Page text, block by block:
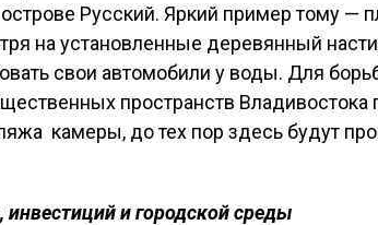
Русский. Яркий пример тому —
на установленные деревянный
свои автомобили у воды. Для
пространств Владивостока
камеры, до тех пор здесь будут
и городской среды